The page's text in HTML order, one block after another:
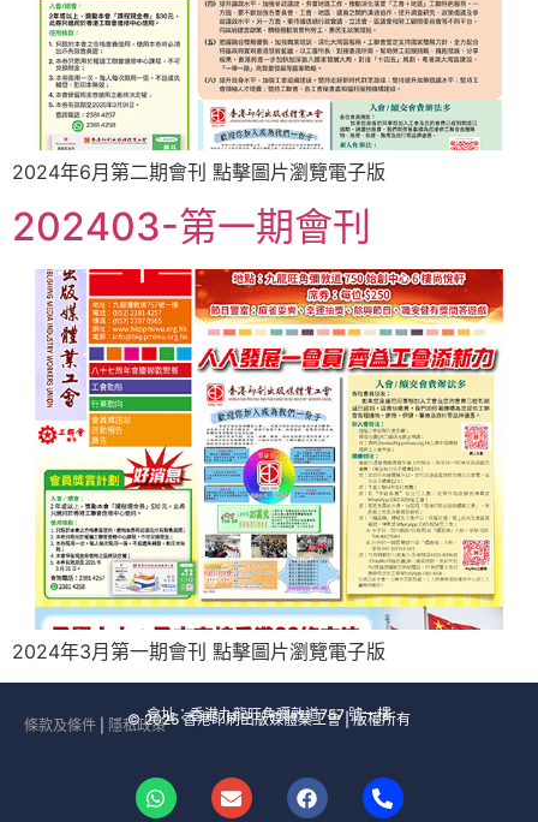
2024年6月第二期會刊 點擊圖片瀏覽電子版
202403-第一期會刊
2024年3月第一期會刊 點擊圖片瀏覽電子版
© 2025 香港印刷出版媒體業工會 | 版權所有
會址：香港九龍旺角彌敦道757 號一樓
條款及條件 隱私政策